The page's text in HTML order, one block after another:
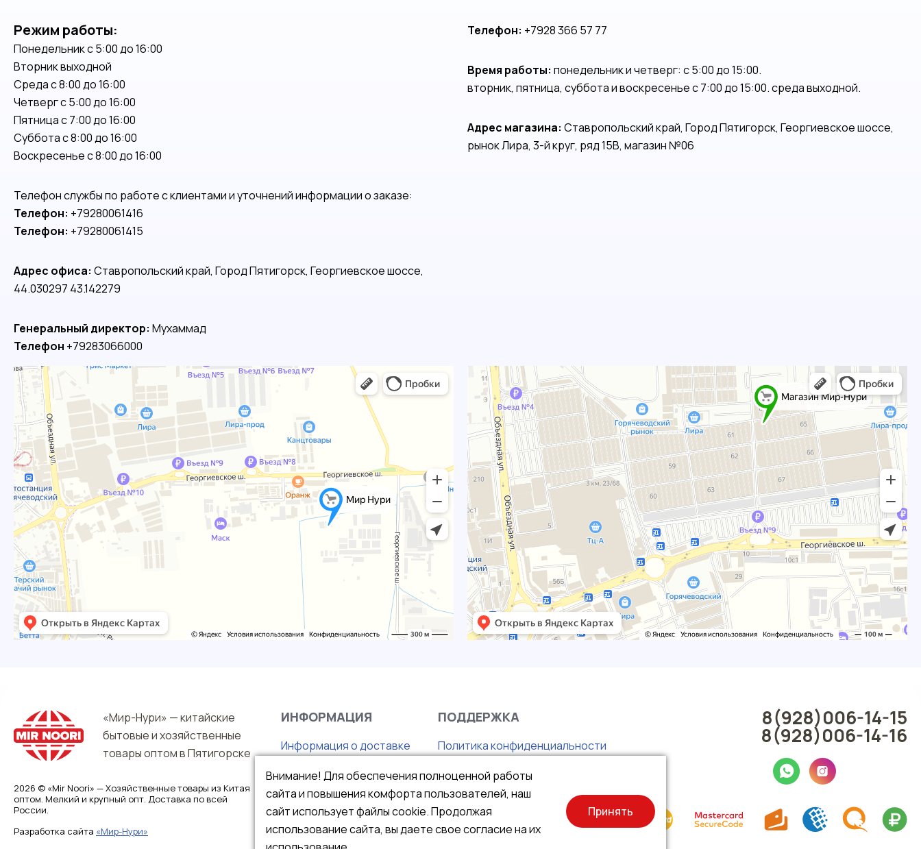
Режим работы:
Понедельник с 5:00 до 16:00
Вторник выходной
Среда с 8:00 до 16:00
Четверг с 5:00 до 16:00
Пятница с 7:00 до 16:00
Суббота с 8:00 до 16:00
Воскресенье с 8:00 до 16:00
Телефон службы по работе с клиентами и уточнений информации о заказе:
Телефон: +79280061416
Телефон: +79280061415
Адрес офиса: Ставропольский край, Город Пятигорск, Георгиевское шоссе,
44.030297 43.142279
Генеральный директор: Мухаммад
Телефон +79283066000
Телефон: +7928 366 57 77
Время работы: понедельник и четверг: с 5:00 до 15:00.
вторник, пятница, суббота и воскресенье с 7:00 до 15:00. среда выходной.
Адрес магазина: Ставропольский край, Город Пятигорск, Георгиевское шоссе,
рынок Лира, 3-й круг, ряд 15В, магазин №06
«Мир-Нури» — китайские
бытовые и хозяйственные
товары оптом в Пятигорске
2026 © «Mir Noori» — Хозяйственные товары из Китая
оптом. Мелкий и крупный опт. Доставка по всей
России.
Разработка сайта «Мир-Нури»
ИНФОРМАЦИЯ
Информация о доставке
Гарантия
Оплата
ПОДДЕРЖКА
Политика конфиденциальности
Публичная оферта
8(928)006-14-15
8(928)006-14-16
Внимание! Для обеспечения полноценной работы
сайта и повышения комфорта пользователей, наш
сайт использует файлы cookie. Продолжая
использование сайта, вы даете свое согласие на их
Принять